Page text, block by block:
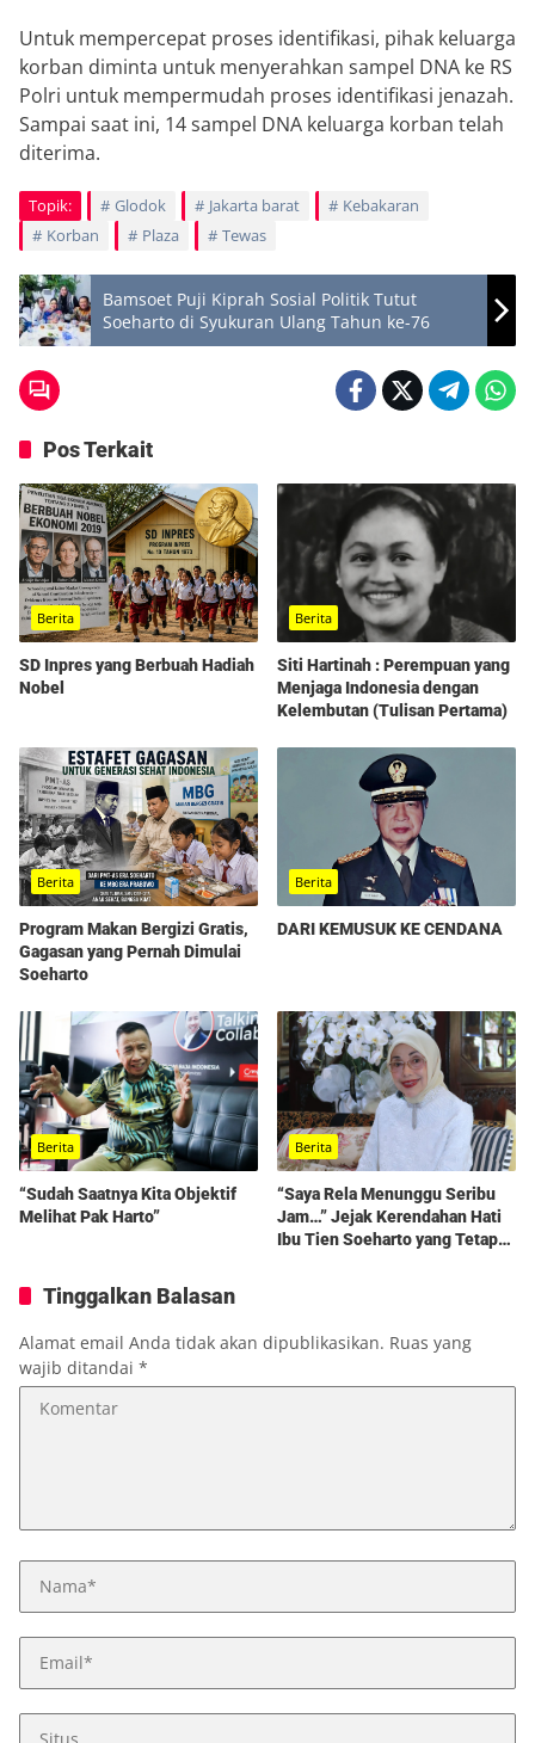
Untuk mempercepat proses identifikasi, pihak keluarga
korban diminta untuk menyerahkan sampel DNA ke RS
Polri untuk mempermudah proses identifikasi jenazah.
Sampai saat ini, 14 sampel DNA keluarga korban telah
diterima.
Topik: Glodok Jakarta barat
Kebakaran
Korban
Plaza Tewas
Bamsoet Puji Kiprah Sosial Politik Tutut
Soeharto di Syukuran Ulang Tahun ke-76
Pos Terkait
Berita
SD Inpres yang Berbuah Hadiah
Nobel
Berita
Siti Hartinah : Perempuan yang
Menjaga Indonesia dengan
Kelembutan (Tulisan Pertama)
Berita
Program Makan Bergizi Gratis,
Gagasan yang Pernah Dimulai
Soeharto
Berita
DARI KEMUSUK KE CENDANA
Berita
“Sudah Saatnya Kita Objektif
Melihat Pak Harto”
Berita
“Saya Rela Menunggu Seribu
Jam…” Jejak Kerendahan Hati
Ibu Tien Soeharto yang Tetap
Tinggalkan Balasan
Alamat email Anda tidak akan dipublikasikan. Ruas yang
wajib ditandai *